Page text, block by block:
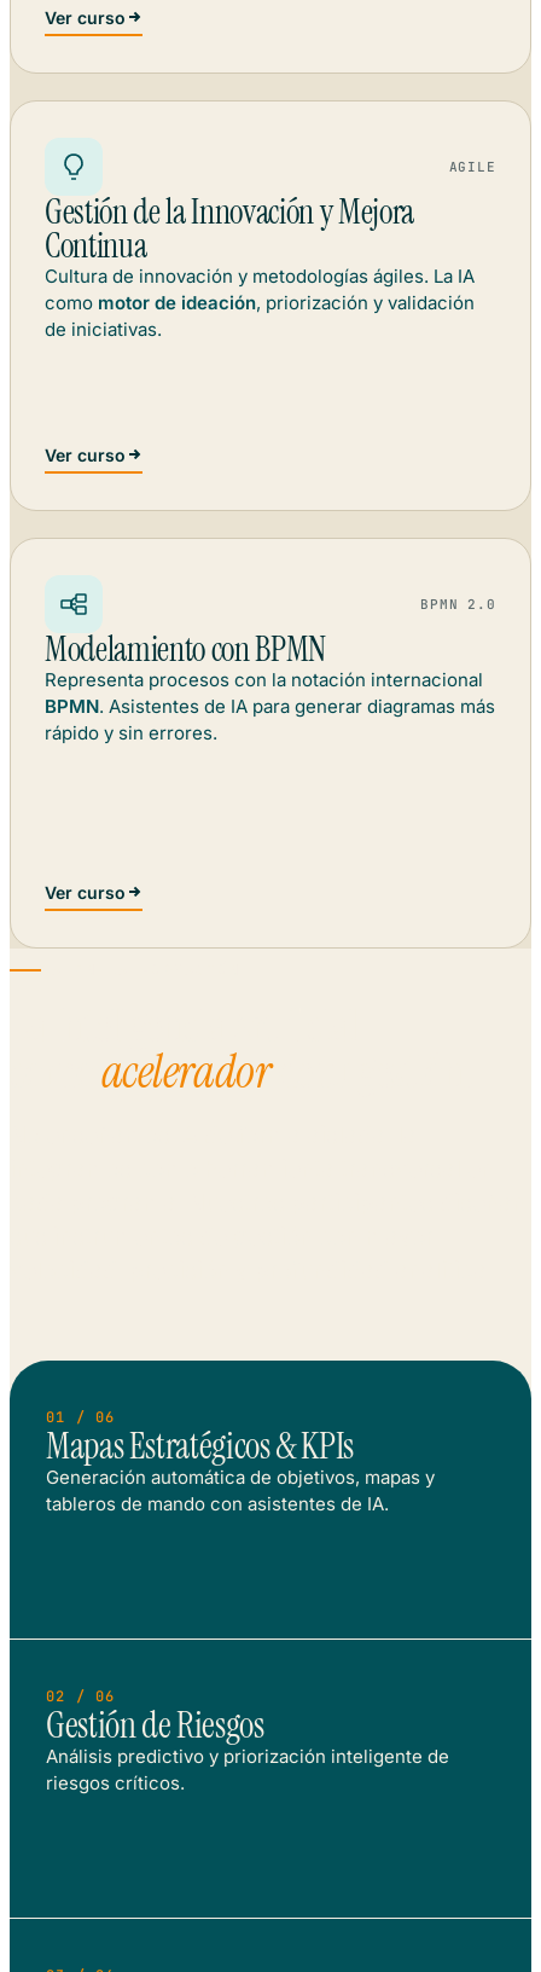
Ver curso
AGILE
Gestión de la Innovación y Mejora
Continua
Cultura de innovación y metodologías ágiles. La IA
como motor de ideación, priorización y validación
de iniciativas.
Ver curso
BPMN 2.0
Modelamiento con BPMN
Representa procesos con la notación internacional
BPMN. Asistentes de IA para generar diagramas más
rápido y sin errores.
Ver curso
aceleradorde tu gestión.
01 / 06
Mapas Estratégicos & KPIs
Generación automática de objetivos, mapas y
tableros de mando con asistentes de IA.
02 / 06
Gestión de Riesgos
Análisis predictivo y priorización inteligente de
riesgos críticos.